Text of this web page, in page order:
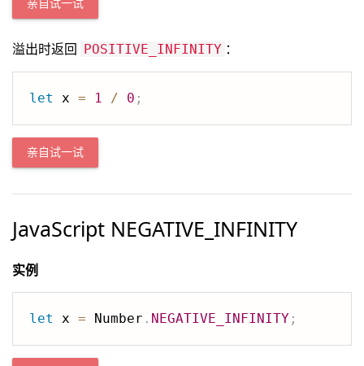
亲自试一试
溢出时返回 POSITIVE_INFINITY ：
let x = 1 / 0 ;
亲自试一试
JavaScript NEGATIVE_INFINITY
实例
let x = Number . NEGATIVE_INFINITY ;